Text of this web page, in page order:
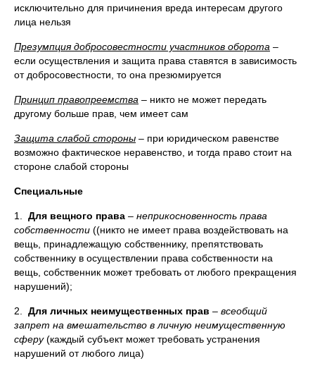
исключительно для причинения вреда интересам другого
лица нельзя
Презумпция добросовестности участников оборота –
если осуществления и защита права ставятся в зависимость
от добросовестности, то она презюмируется
Принцип правопреемства – никто не может передать
другому больше прав, чем имеет сам
Защита слабой стороны – при юридическом равенстве
возможно фактическое неравенство, и тогда право стоит на
стороне слабой стороны
Специальные
1. Для вещного права – неприкосновенность права
собственности ((никто не имеет права воздействовать на
вещь, принадлежащую собственнику, препятствовать
собственнику в осуществлении права собственности на
вещь, собственник может требовать от любого прекращения
нарушений);
2. Для личных неимущественных прав – всеобщий
запрет на вмешательство в личную неимущественную
сферу(каждый субъект может требовать устранения
нарушений от любого лица)